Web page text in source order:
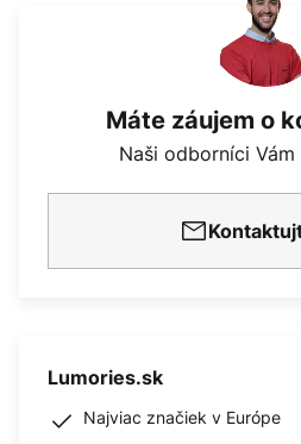
Máte záujem o
Naši odborníci
Lumories.sk
Najviac značiek v Európe